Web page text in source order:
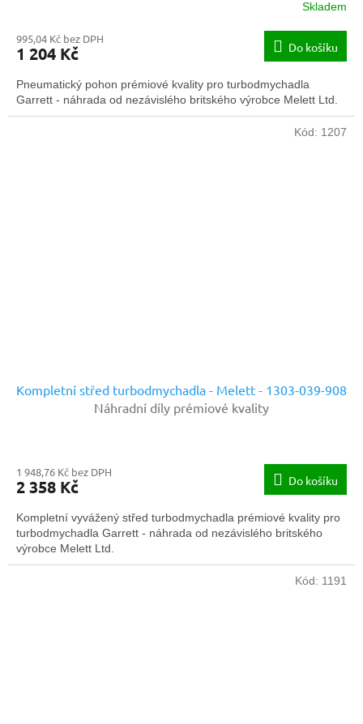
Skladem
995,04 Kč bez DPH
1 204 Kč Do košíku
Pneumatický pohon prémiové kvality pro turbodmychadla
Garrett - náhrada od nezávislého britského výrobce Melett Ltd.
Kompletní střed turbodmychadla - Melett - 1303-039-908
Náhradní díly prémiové kvality
1 948,76 Kč bez DPH
2 358 Kč Do košíku
Kompletní vyvážený střed turbodmychadla prémiové kvality pro
turbodmychadla Garrett - náhrada od nezávislého britského
výrobce Melett Ltd.
Kód: 1207
Kód: 1191